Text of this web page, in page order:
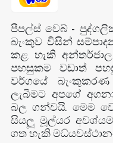
පීපල්ස් වෙබ් -
බැංකුව විසින්
කළ හැකි
පහසුකම වඩාත්
වර්ගයේ
ලැබීමට අපගේ
බල ගන්වයි. මෙම
සියලූ මූල්යර
ගත හැකි